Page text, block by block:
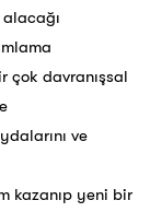
çok davranışsal
ve
kazanıp yeni bir